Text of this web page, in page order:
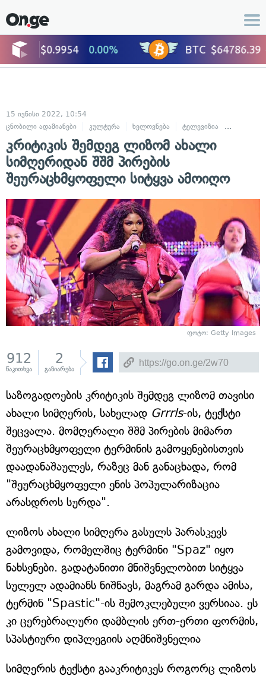
15 ივნისი 2022, 10:54
ცნობილი ადამიანები
კულტურა ხელოვნება ტელევიზია
კრიტიკის შემდეგ ლიზომ ახალი
სიმღერიდან შშმ პირების
შეურაცხმყოფელი სიტყვა ამოიღო
ფოტო: Getty Images
912
წაკითხვა
2
გაზიარება
საზოგადოების კრიტიკის შემდეგ ლიზომ თავისი
ახალი სიმღერის, სახელად Grrrls-ის, ტექსტი
შეცვალა. მომღერალი შშმ პირების მიმართ
შეურაცხმყოფელი ტერმინის გამოყენებისთვის
დაადანაშაულეს, რაზეც მან განაცხადა, რომ
"შეურაცხმყოფელი ენის პოპულარიზაცია
არასდროს სურდა".
ლიზოს ახალი სიმღერა გასულს პარასკევს
გამოვიდა, რომელშიც ტერმინი "Spaz" იყო
ნახსენები. გადატანითი მნიშვნელობით სიტყვა
სულელ ადამიანს ნიშნავს, მაგრამ გარდა ამისა,
ტერმინ "Spastic"-ის შემოკლებული ვერსიაა. ეს
კი ცერებრალური დამბლის ერთ-ერთი ფორმის,
სპასტიური დიპლეგიის აღმნიშვნელია
სიმღერის ტექსტი გააკრიტიკეს როგორც ლიზოს